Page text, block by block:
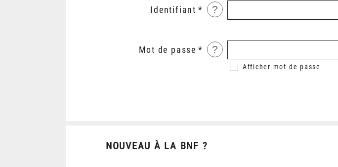
Identifiant ?
Mot de passe ?
Afficher mot de passe
NOUVEAU À LA BNF ?